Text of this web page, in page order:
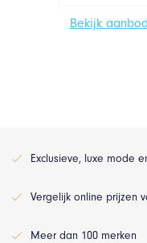
Bekijk aanbod
Exclusieve, luxe mode
Vergelijk online prijzen
Meer dan 100 merken